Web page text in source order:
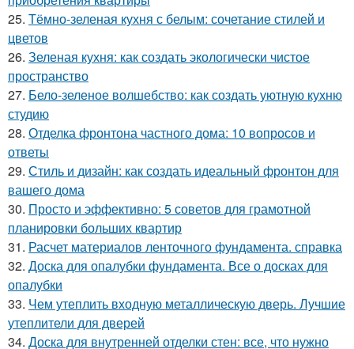
25. Тёмно-зеленая кухня с белым: сочетание стилей и
цветов
26. Зеленая кухня: как создать экологически чистое
пространство
27. Бело-зеленое волшебство: как создать уютную кухню
студию
28. Отделка фронтона частного дома: 10 вопросов и
ответы
29. Стиль и дизайн: как создать идеальный фронтон для
вашего дома
30. Просто и эффективно: 5 советов для грамотной
планировки больших квартир
31. Расчет материалов ленточного фундамента. справка
32. Доска для опалубки фундамента. Все о досках для
опалубки
33. Чем утеплить входную металлическую дверь. Лучшие
утеплители для дверей
34. Доска для внутренней отделки стен: все, что нужно